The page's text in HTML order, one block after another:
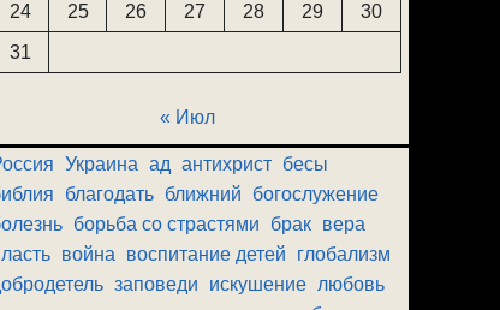
24
25 26 27 28 29
30
31
« Июл
Украина ад антихрист бесы
благодать ближний
богослужение
борьба со страстями брак вера
война воспитание детей
глобализм
заповеди искушение любовь